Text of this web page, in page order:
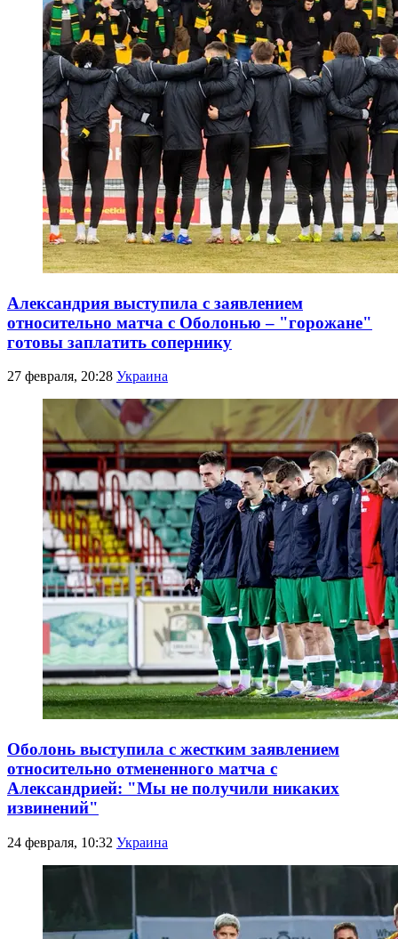
Александрия выступила с заявлением
относительно матча с Оболонью – "горожане"
готовы заплатить сопернику
27 февраля, 20:28 Украина
Оболонь выступила с жестким заявлением
относительно отмененного матча с
Александрией: "Мы не получили никаких
извинений"
24 февраля, 10:32 Украина